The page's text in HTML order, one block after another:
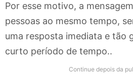
Por esse motivo, a
pessoas ao mesmo tempo,
uma resposta imediata e tão
curto período de tempo..
Continue depois da